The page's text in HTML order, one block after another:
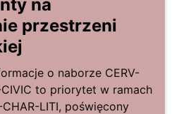
na
przestrzeni
o naborze CERV-
to priorytet w ramach
LITI, poświęcony